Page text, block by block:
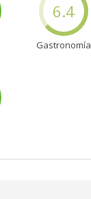
6.4
Gastronomía